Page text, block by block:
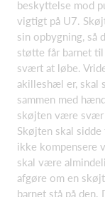
beskyttelse mod
vigtigt på U7.
sin opbygning, så
støtte får barnet
svært at løbe.
akilleshæl er, skal
sammen med
skøjten være svær
Skøjten skal
ikke kompensere
skal være
afgøre om en
barnet stå på